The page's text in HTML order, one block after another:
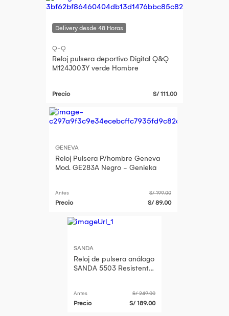
Q-Q
Reloj pulsera deportivo Digital Q&Q
M124J003Y verde Hombre
Precio S/ 111.00
GENEVA
Reloj Pulsera P/hombre Geneva
Mod. GE283A Negro - Genieka
Antes S/ 199.00
Precio S/ 89.00
SANDA
Reloj de pulsera análogo
SANDA 5503 Resistente
Antes S/ 249.00
Precio S/ 189.00